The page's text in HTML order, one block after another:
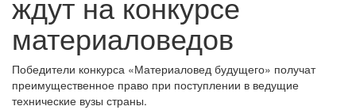
материаловедов
Победители конкурса «Материаловед будущего» получат
преимущественное право при поступлении в ведущие
технические вузы страны.